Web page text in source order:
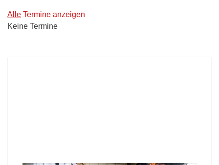
Alle Termine anzeigen
Keine Termine